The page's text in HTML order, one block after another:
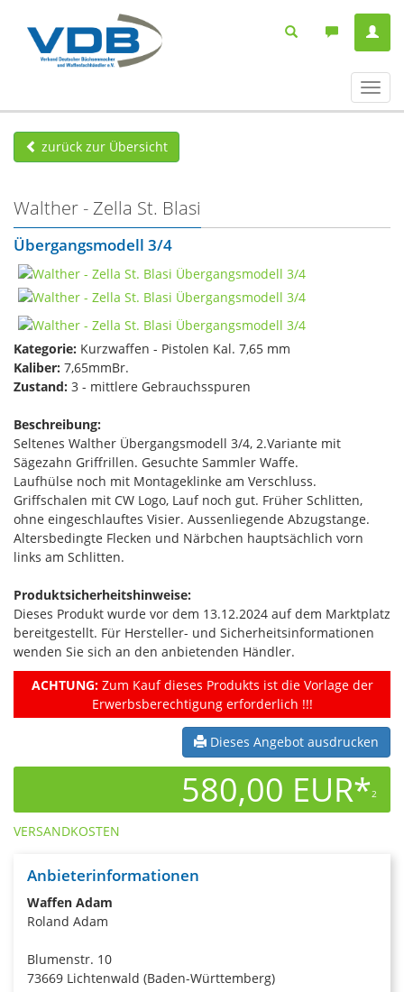
ein-/
zurück zur Übersicht
Walther - Zella St. Blasi
Übergangsmodell 3/4
Kategorie: Kurzwaffen - Pistolen Kal. 7,65 mm
Kaliber: 7,65mmBr.
Zustand: 3 - mittlere Gebrauchsspuren
Beschreibung:
Seltenes Walther Übergangsmodell 3/4, 2.Variante mit
Sägezahn Griffrillen. Gesuchte Sammler Waffe.
Laufhülse noch mit Montageklinke am Verschluss.
Griffschalen mit CW Logo, Lauf noch gut. Früher Schlitten,
ohne eingeschlauftes Visier. Aussenliegende Abzugstange.
Altersbedingte Flecken und Närbchen hauptsächlich vorn
links am Schlitten.
Produktsicherheitshinweise:
Dieses Produkt wurde vor dem 13.12.2024 auf dem Marktplatz
bereitgestellt. Für Hersteller- und Sicherheitsinformationen
wenden Sie sich an den anbietenden Händler.
ACHTUNG:Zum Kauf dieses Produkts ist die Vorlage der
Erwerbsberechtigung erforderlich !!!
Dieses Angebot ausdrucken
580,00 EUR*2
VERSANDKOSTEN
Anbieterinformationen
Waffen Adam
Roland Adam
Blumenstr. 10
73669 Lichtenwald (Baden-Württemberg)